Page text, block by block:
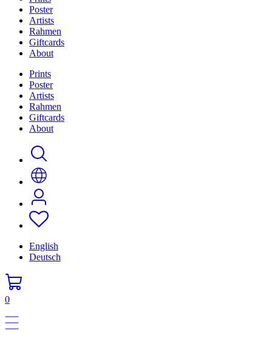
Poster
Artists
Rahmen
Giftcards
About
Prints
Poster
Artists
Rahmen
Giftcards
About
English
Deutsch
0